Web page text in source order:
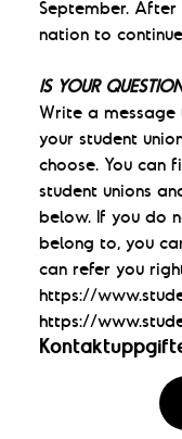
September.
nation to
IS YOUR
Write a
your student
choose. You can
student unions
below. If you do
belong to, you
can refer you
https://
https://